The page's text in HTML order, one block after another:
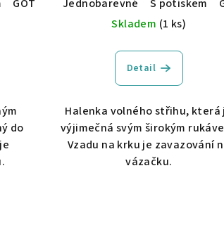
GOTS certifikace
Vyšívané
do
Jednobarevné
S potiskem
Skladem (1 ks)
Detail
Halenka volného střihu, která
výjimečná svým širokým
Vzadu na krku je zavazování
vázačku.